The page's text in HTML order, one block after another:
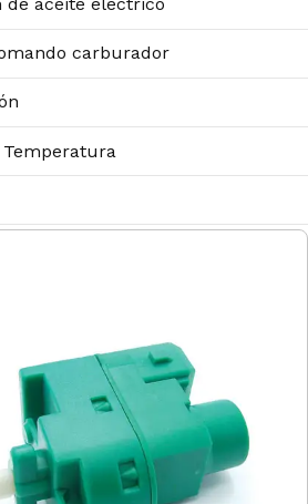
carburador